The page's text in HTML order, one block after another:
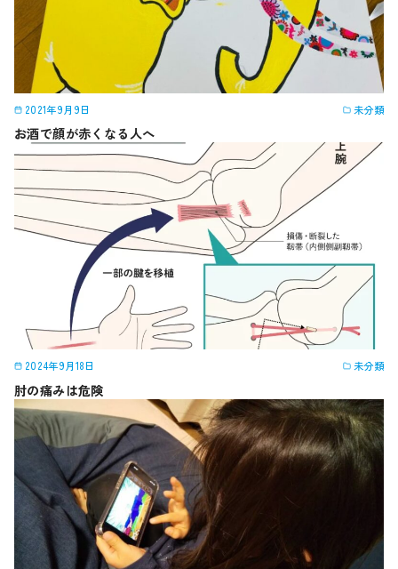
2021年9月9日 未分類
お酒で顔が赤くなる人へ
2024年9月18日 未分類
肘の痛みは危険